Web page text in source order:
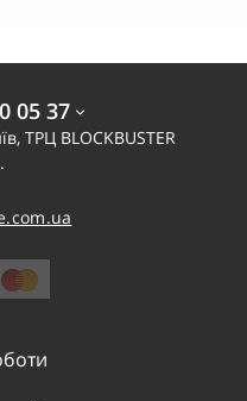
05 37
ТРЦ BLOCKBUSTER